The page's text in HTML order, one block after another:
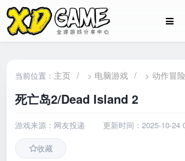
当前位置： 主页 / > 电脑游戏 / >动作冒险
死亡岛2/Dead Island 2
游戏来源：网友投递 更新时间：2025-10-24
收藏